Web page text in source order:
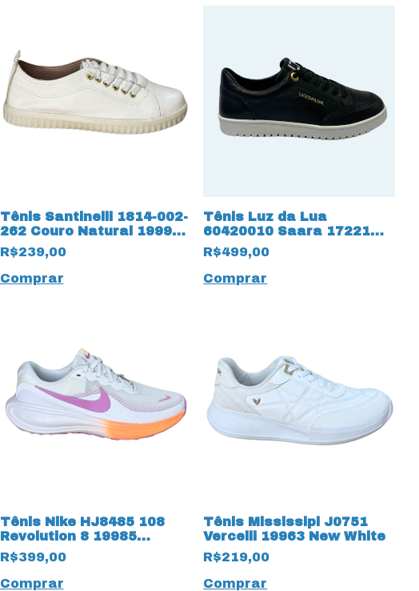
Tênis Santinelli 1814-002-
262 Couro Natural 19993
Marfim
R$239,00
Comprar
Tênis Luz da Lua
60420010 Saara 17221
Preto
R$499,00
Comprar
Tênis Nike HJ8485 108
Revolution 8 19985
Branco/Magenta
R$399,00
Comprar
Tênis Mississipi J0751
Vercelli 19963 New White
R$219,00
Comprar